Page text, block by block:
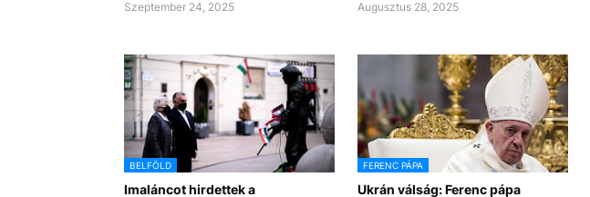
Szeptember 24, 2025 Augusztus 28, 2025
BELFÖLD
Imaláncot hirdettek a
FERENC PÁPA
Ukrán válság: Ferenc pápa